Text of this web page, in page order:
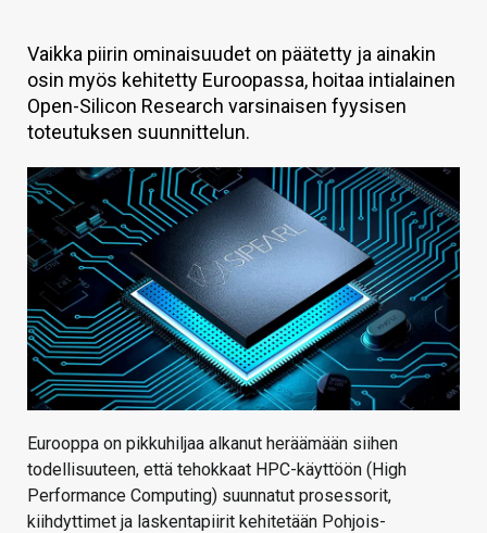
HINTA.FI
KAUPPA
VAIHDA TEEMA
HAKU
Vaikka piirin ominaisuudet on päätetty ja ainakin
osin myös kehitetty Euroopassa, hoitaa intialainen
Open-Silicon Research varsinaisen fyysisen
toteutuksen suunnittelun.
Eurooppa on pikkuhiljaa alkanut heräämään siihen
todellisuuteen, että tehokkaat HPC-käyttöön (High
Performance Computing) suunnatut prosessorit,
kiihdyttimet ja laskentapiirit kehitetään Pohjois-